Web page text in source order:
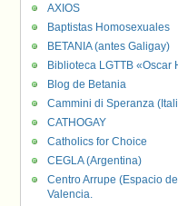
AXIOS
Baptistas Homosexuales
BETANIA (antes Galigay)
Biblioteca LGTTB «Oscar
Blog de Betania
Cammini di Speranza
CATHOGAY
Catholics for Choice
CEGLA (Argentina)
Centro Arrupe (Espacio
Valencia.